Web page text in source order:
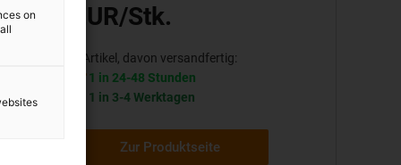
EUR/Stk.
4 Artikel, davon versandfertig:
1 in 24-48 Stunden
1 in 3-4 Werktagen
Zur Produktseite
on